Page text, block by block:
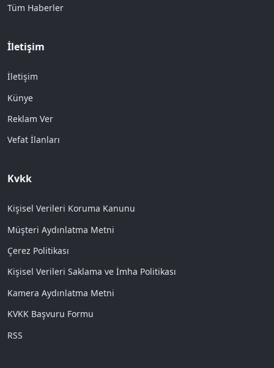
Tüm Haberler
İletişim
İletişim
Künye
Reklam Ver
Vefat İlanları
Kvkk
Kişisel Verileri Koruma Kanunu
Müşteri Aydınlatma Metni
Çerez Politikası
Kişisel Verileri Saklama ve İmha Politikası
Kamera Aydınlatma Metni
KVKK Başvuru Formu
RSS